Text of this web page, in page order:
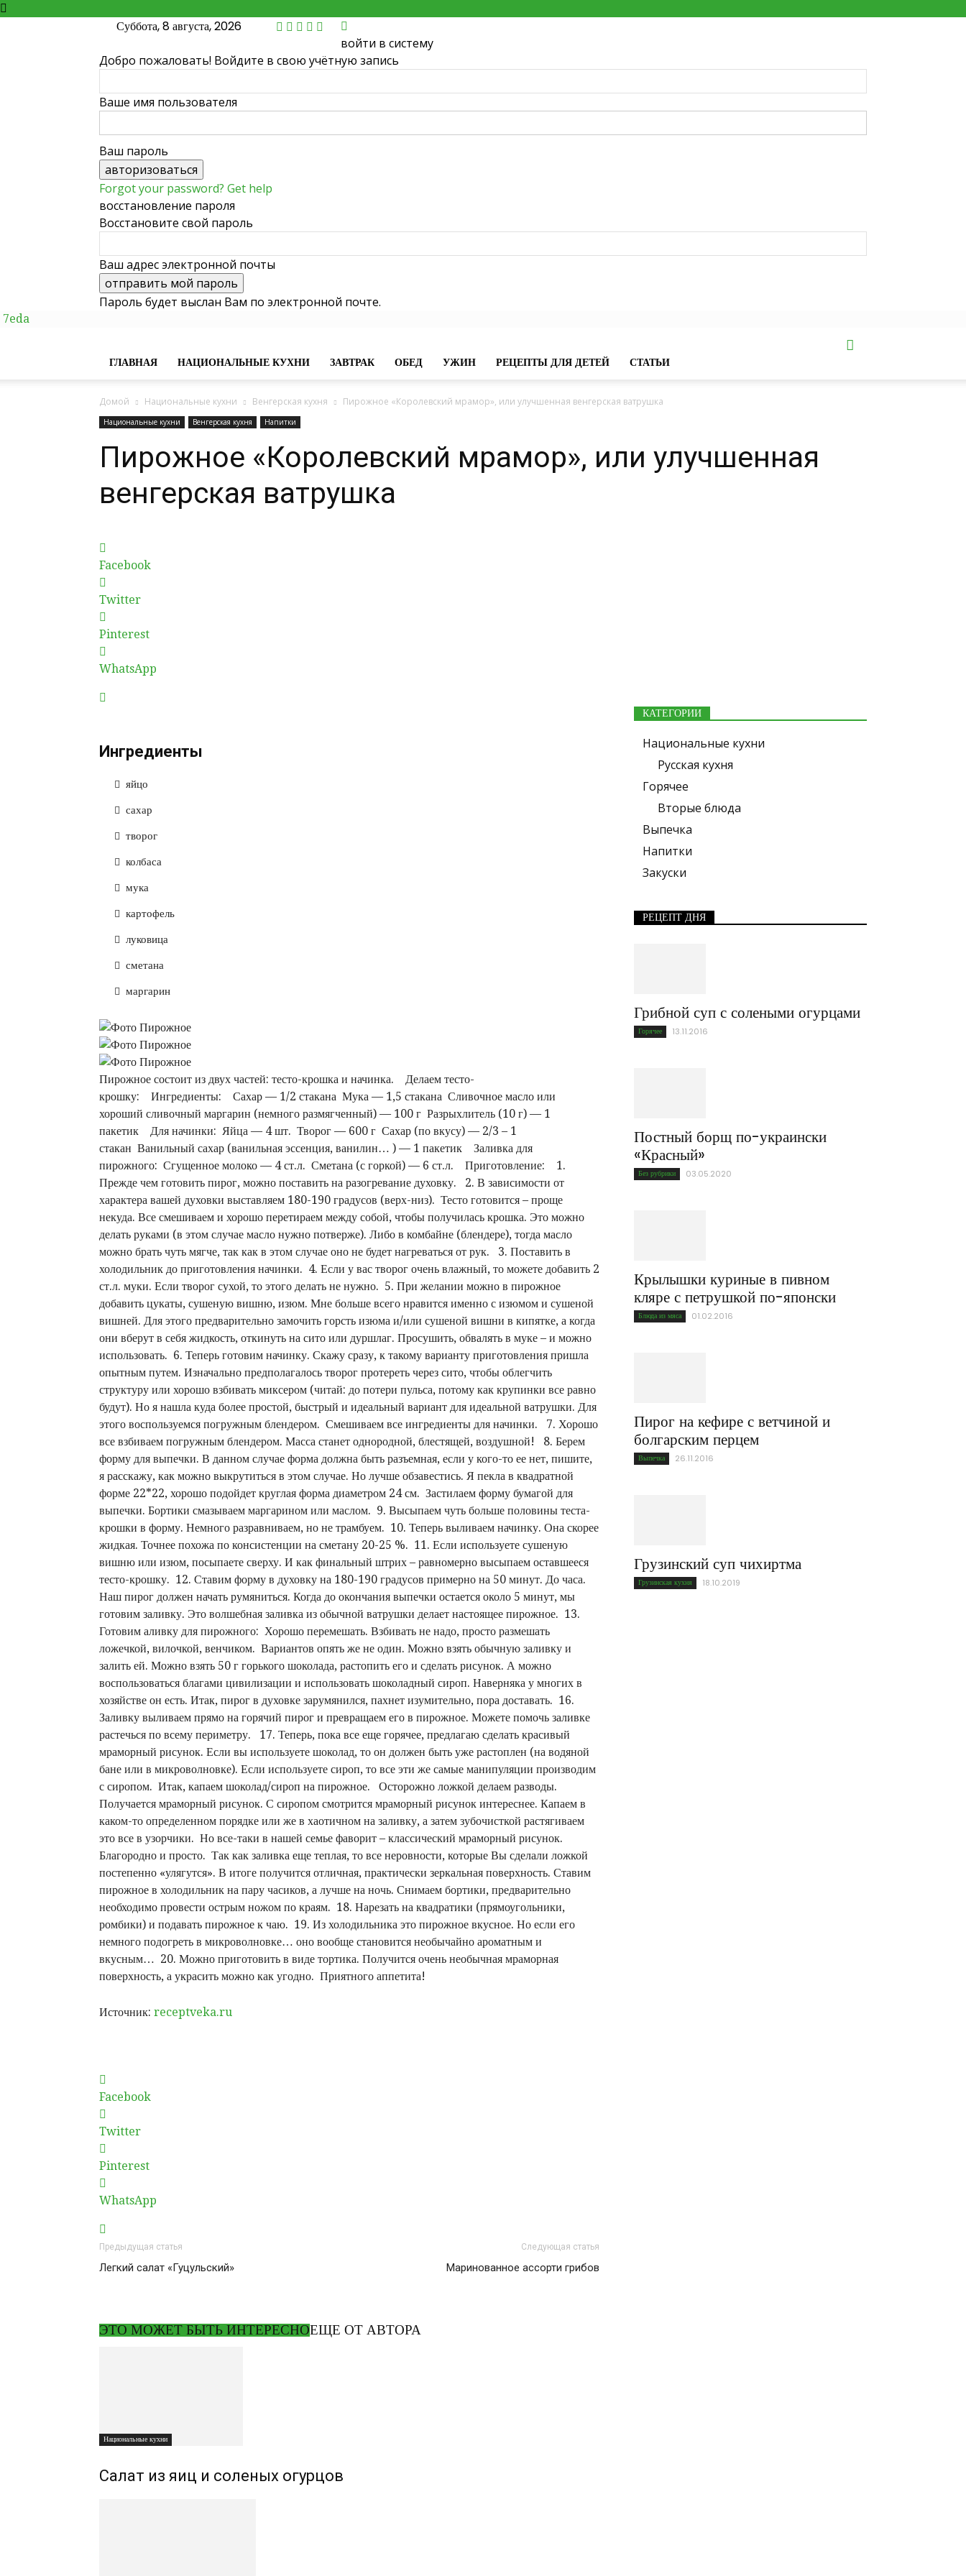
Суббота, 8 августа, 2026
войти в систему
Добро пожаловать! Войдите в свою учётную запись
Ваше имя пользователя
Ваш пароль
Forgot your password? Get help
восстановление пароля
Восстановите свой пароль
Ваш адрес электронной почты
Пароль будет выслан Вам по электронной почте.
7eda
ГЛАВНАЯ НАЦИОНАЛЬНЫЕ КУХНИ ЗАВТРАК ОБЕД УЖИН РЕЦЕПТЫ ДЛЯ ДЕТЕЙ СТАТЬИ
Домой Национальные кухни Венгерская кухня Пирожное «Королевский мрамор», или улучшенная венгерская ватрушка
Национальные кухни Венгерская кухня Напитки
Пирожное «Королевский мрамор», или улучшенная
венгерская ватрушка
Facebook
Twitter
Pinterest
WhatsApp
Ингредиенты
яйцо
сахар
творог
колбаса
мука
картофель
луковица
сметана
маргарин
Пирожное состоит из двух частей: тесто-крошка и начинка. Делаем тесто-
крошку: Ингредиенты: Сахар — 1/2 стакана Мука — 1,5 стакана Сливочное масло или
хороший сливочный маргарин (немного размягченный) — 100 г Разрыхлитель (10 г) — 1
пакетик Для начинки: Яйца — 4 шт. Творог — 600 г Сахар (по вкусу) — 2/3 – 1
стакан Ванильный сахар (ванильная эссенция, ванилин… ) — 1 пакетик Заливка для
пирожного: Сгущенное молоко — 4 ст.л. Сметана (с горкой) — 6 ст.л. Приготовление: 1.
Прежде чем готовить пирог, можно поставить на разогревание духовку. 2. В зависимости от
характера вашей духовки выставляем 180-190 градусов (верх-низ). Тесто готовится – проще
некуда. Все смешиваем и хорошо перетираем между собой, чтобы получилась крошка. Это можно
делать руками (в этом случае масло нужно потверже). Либо в комбайне (блендере), тогда масло
можно брать чуть мягче, так как в этом случае оно не будет нагреваться от рук. 3. Поставить в
холодильник до приготовления начинки. 4. Если у вас творог очень влажный, то можете добавить 2
ст.л. муки. Если творог сухой, то этого делать не нужно. 5. При желании можно в пирожное
добавить цукаты, сушеную вишню, изюм. Мне больше всего нравится именно с изюмом и сушеной
вишней. Для этого предварительно замочить горсть изюма и/или сушеной вишни в кипятке, а когда
они вберут в себя жидкость, откинуть на сито или дуршлаг. Просушить, обвалять в муке – и можно
использовать. 6. Теперь готовим начинку. Скажу сразу, к такому варианту приготовления пришла
опытным путем. Изначально предполагалось творог протереть через сито, чтобы облегчить
структуру или хорошо взбивать миксером (читай: до потери пульса, потому как крупинки все равно
будут). Но я нашла куда более простой, быстрый и идеальный вариант для идеальной ватрушки. Для
этого воспользуемся погружным блендером. Смешиваем все ингредиенты для начинки. 7. Хорошо
все взбиваем погружным блендером. Масса станет однородной, блестящей, воздушной! 8. Берем
форму для выпечки. В данном случае форма должна быть разъемная, если у кого-то ее нет, пишите,
я расскажу, как можно выкрутиться в этом случае. Но лучше обзавестись. Я пекла в квадратной
форме 22*22, хорошо подойдет круглая форма диаметром 24 см. Застилаем форму бумагой для
выпечки. Бортики смазываем маргарином или маслом. 9. Высыпаем чуть больше половины теста-
крошки в форму. Немного разравниваем, но не трамбуем. 10. Теперь выливаем начинку. Она скорее
жидкая. Точнее похожа по консистенции на сметану 20-25 %. 11. Если используете сушеную
вишню или изюм, посыпаете сверху. И как финальный штрих – равномерно высыпаем оставшееся
тесто-крошку. 12. Ставим форму в духовку на 180-190 градусов примерно на 50 минут. До часа.
Наш пирог должен начать румяниться. Когда до окончания выпечки остается около 5 минут, мы
готовим заливку. Это волшебная заливка из обычной ватрушки делает настоящее пирожное. 13.
Готовим аливку для пирожного: Хорошо перемешать. Взбивать не надо, просто размешать
ложечкой, вилочкой, венчиком. Вариантов опять же не один. Можно взять обычную заливку и
залить ей. Можно взять 50 г горького шоколада, растопить его и сделать рисунок. А можно
воспользоваться благами цивилизации и использовать шоколадный сироп. Наверняка у многих в
хозяйстве он есть. Итак, пирог в духовке зарумянился, пахнет изумительно, пора доставать. 16.
Заливку выливаем прямо на горячий пирог и превращаем его в пирожное. Можете помочь заливке
растечься по всему периметру. 17. Теперь, пока все еще горячее, предлагаю сделать красивый
мраморный рисунок. Если вы используете шоколад, то он должен быть уже растоплен (на водяной
бане или в микроволновке). Если используете сироп, то все эти же самые манипуляции производим
с сиропом. Итак, капаем шоколад/сироп на пирожное. Осторожно ложкой делаем разводы.
Получается мраморный рисунок. С сиропом смотрится мраморный рисунок интереснее. Капаем в
каком-то определенном порядке или же в хаотичном на заливку, а затем зубочисткой растягиваем
это все в узорчики. Но все-таки в нашей семье фаворит – классический мраморный рисунок.
Благородно и просто. Так как заливка еще теплая, то все неровности, которые Вы сделали ложкой
постепенно «улягутся». В итоге получится отличная, практически зеркальная поверхность. Ставим
пирожное в холодильник на пару часиков, а лучше на ночь. Снимаем бортики, предварительно
необходимо провести острым ножом по краям. 18. Нарезать на квадратики (прямоугольники,
ромбики) и подавать пирожное к чаю. 19. Из холодильника это пирожное вкусное. Но если его
немного подогреть в микроволновке… оно вообще становится необычайно ароматным и
вкусным… 20. Можно приготовить в виде тортика. Получится очень необычная мраморная
поверхность, а украсить можно как угодно. Приятного аппетита!
Источник: receptveka.ru
Facebook
Twitter
Pinterest
WhatsApp
Предыдущая статья
Легкий салат «Гуцульский»
Следующая статья
Маринованное ассорти грибов
ЭТО МОЖЕТ БЫТЬ ИНТЕРЕСНОЕЩЕ ОТ АВТОРА
Национальные кухни
Салат из яиц и соленых огурцов
КАТЕГОРИИ
Национальные кухни
Русская кухня
Горячее
Вторые блюда
Выпечка
Напитки
Закуски
РЕЦЕПТ ДНЯ
Грибной суп с солеными огурцами
Горячее 13.11.2016
Постный борщ по-украински
«Красный»
Без рубрики 03.05.2020
Крылышки куриные в пивном
кляре с петрушкой по-японски
Блюда из мяса 01.02.2016
Пирог на кефире с ветчиной и
болгарским перцем
Выпечка 26.11.2016
Грузинский суп чихиртма
Грузинская кухня 18.10.2019